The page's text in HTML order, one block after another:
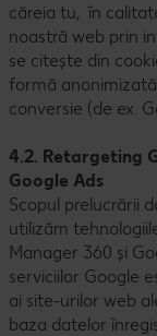
căreia tu, în
noastră web prin
se citește din
formă
conversie (de ex.
4.2. Retargeting
Google Ads
Scopul prelucrării
utilizăm
Manager 360 și
serviciilor Google
ai site-urilor web
baza datelor